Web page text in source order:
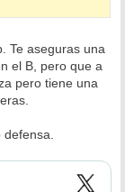
Te aseguras una
el B, pero que a
pero tiene una
defensa.